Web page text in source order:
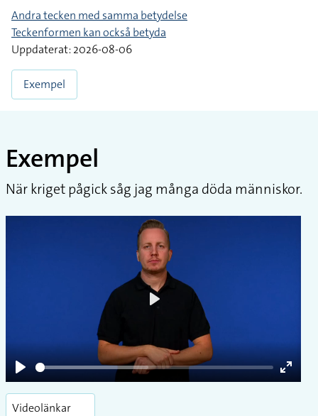
Andra tecken med samma betydelse
Teckenformen kan också betyda
Uppdaterat: 2026-08-06
Exempel
Exempel
När kriget pågick såg jag många döda människor.
Play
Enter
Videolänkar